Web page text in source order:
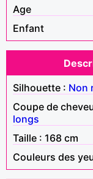
Age
Enfant
Silhouette : Non
Coupe de
longs
Taille : 168 cm
Couleurs des